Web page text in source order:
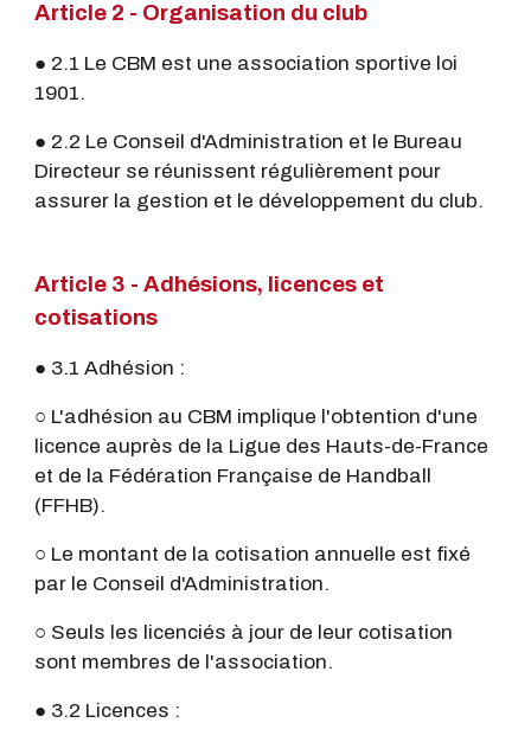
Article 2 - Organisation du club
● 2.1 Le CBM est une association sportive loi
1901.
● 2.2 Le Conseil d'Administration et le Bureau
Directeur se réunissent régulièrement pour
assurer la gestion et le développement du club.
Article 3 - Adhésions, licences et
cotisations
● 3.1 Adhésion :
○ L'adhésion au CBM implique l'obtention d'une
licence auprès de la Ligue des Hauts-de-France
et de la Fédération Française de Handball
(FFHB).
○ Le montant de la cotisation annuelle est fixé
par le Conseil d'Administration.
○ Seuls les licenciés à jour de leur cotisation
sont membres de l'association.
● 3.2 Licences :